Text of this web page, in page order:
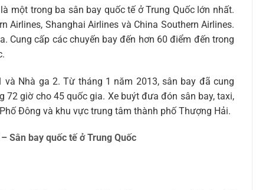
một trong ba sân bay quốc tế ở Trung Quốc lớn nhất.
Airlines, Shanghai Airlines và China Southern Airlines.
Cung cấp các chuyến bay đến hơn 60 điểm đến trong
Nhà ga 2. Từ tháng 1 năm 2013, sân bay đã cung
giờ cho 45 quốc gia. Xe buýt đưa đón sân bay, taxi,
Đông và khu vực trung tâm thành phố Thượng Hải.
Sân bay quốc tế ở Trung Quốc